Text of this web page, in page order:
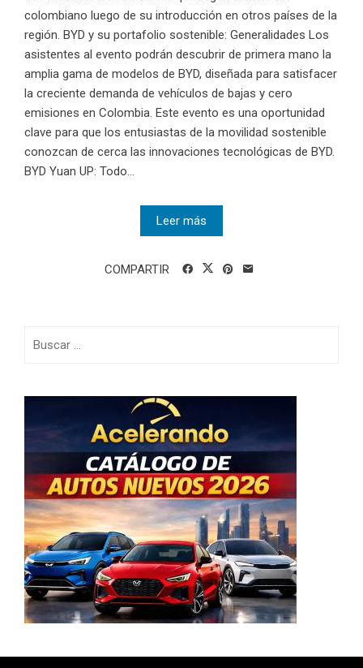
colombiano luego de su introducción en otros países de la
región. BYD y su portafolio sostenible: Generalidades Los
asistentes al evento podrán descubrir de primera mano la
amplia gama de modelos de BYD, diseñada para satisfacer
la creciente demanda de vehículos de bajas y cero
emisiones en Colombia. Este evento es una oportunidad
clave para que los entusiastas de la movilidad sostenible
conozcan de cerca las innovaciones tecnológicas de BYD.
BYD Yuan UP: Todo...
Leer más
COMPARTIR